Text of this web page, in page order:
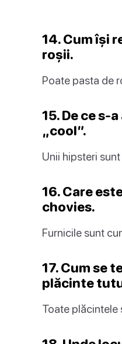
14. Cum își
roșii.
Poate pasta de
15. De ce s-
„cool”.
Unii hipsteri
16. Care
chovies.
Furnicile sunt
17. Cum se
plăcinte
Toate plăcintele